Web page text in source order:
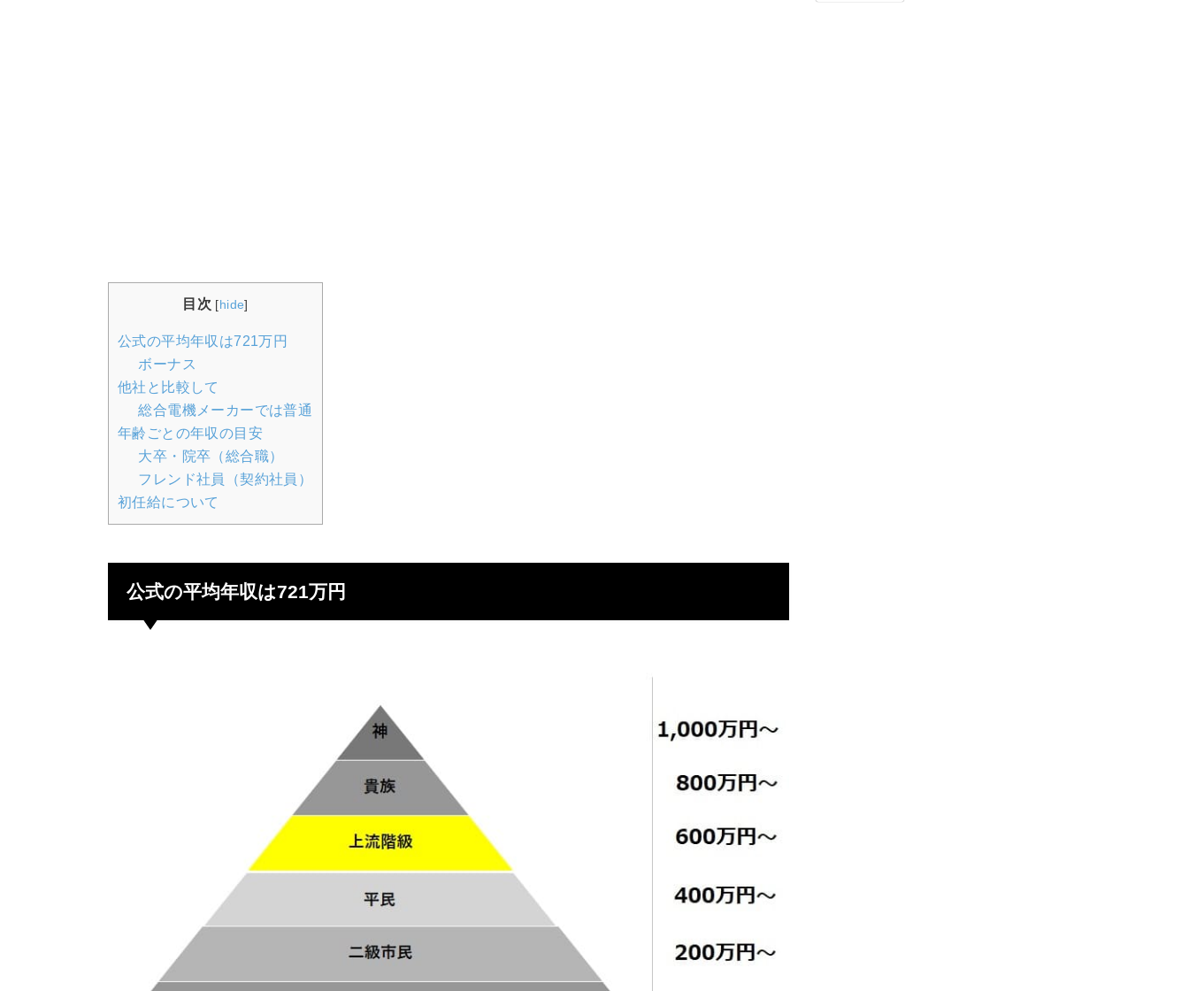
目次 [hide]
公式の平均年収は721万円
ボーナス
他社と比較して
総合電機メーカーでは普通
年齢ごとの年収の目安
大卒・院卒（総合職）
フレンド社員（契約社員）
初任給について
公式の平均年収は721万円